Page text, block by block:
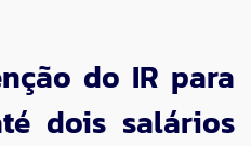
do IR para
dois salários